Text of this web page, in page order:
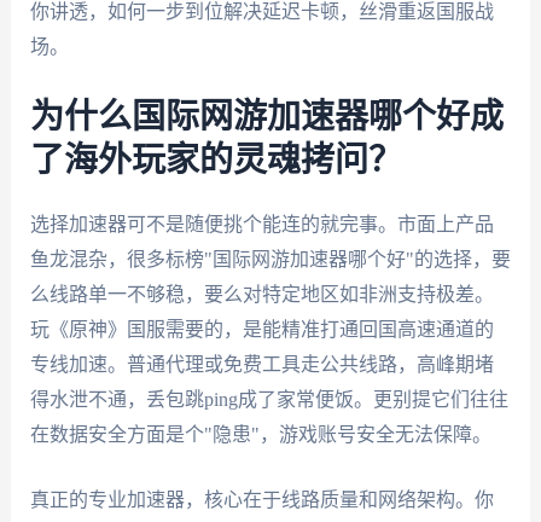
你讲透，如何一步到位解决延迟卡顿，丝滑重返国服战
场。
为什么国际网游加速器哪个好成
了海外玩家的灵魂拷问？
选择加速器可不是随便挑个能连的就完事。市面上产品
鱼龙混杂，很多标榜"国际网游加速器哪个好"的选择，要
么线路单一不够稳，要么对特定地区如非洲支持极差。
玩《原神》国服需要的，是能精准打通回国高速通道的
专线加速。普通代理或免费工具走公共线路，高峰期堵
得水泄不通，丢包跳ping成了家常便饭。更别提它们往往
在数据安全方面是个"隐患"，游戏账号安全无法保障。
真正的专业加速器，核心在于线路质量和网络架构。你